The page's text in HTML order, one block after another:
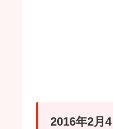
2016年2月